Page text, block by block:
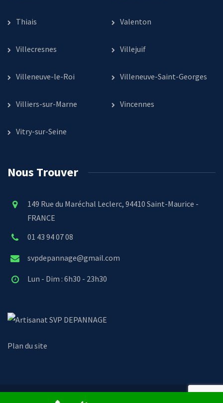
Thiais Valenton
Villecresnes Villejuif
Villeneuve-le-Roi Villeneuve-Saint-Georges
Villiers-sur-Marne Vincennes
Vitry-sur-Seine
Nous Trouver
149 Rue du Maréchal Leclerc, 94410 Saint-Maurice -
FRANCE
01 43 94 07 08
svpdepannage@gmail.com
Lun - Dim : 6h30 - 23h30
SVP DEPANNAGE
Plan du site